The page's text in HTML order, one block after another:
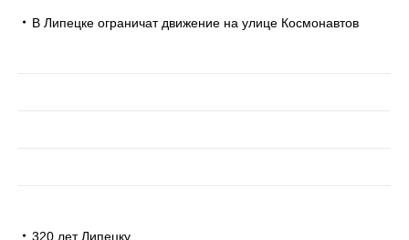
В Липецке ограничат движение на улице Космонавтов
320 лет Липецку